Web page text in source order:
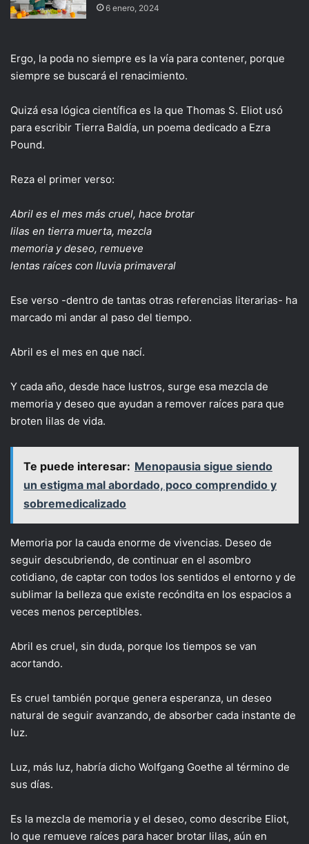
6 enero, 2024
Ergo, la poda no siempre es la vía para contener, porque
siempre se buscará el renacimiento.
Quizá esa lógica científica es la que Thomas S. Eliot usó
para escribir Tierra Baldía, un poema dedicado a Ezra
Pound.
Reza el primer verso:
Abril es el mes más cruel, hace brotar
lilas en tierra muerta, mezcla
memoria y deseo, remueve
lentas raíces con lluvia primaveral
Ese verso -dentro de tantas otras referencias literarias- ha
marcado mi andar al paso del tiempo.
Abril es el mes en que nací.
Y cada año, desde hace lustros, surge esa mezcla de
memoria y deseo que ayudan a remover raíces para que
broten lilas de vida.
Te puede interesar: Menopausia sigue siendo
un estigma mal abordado, poco comprendido y
sobremedicalizado
Memoria por la cauda enorme de vivencias. Deseo de
seguir descubriendo, de continuar en el asombro
cotidiano, de captar con todos los sentidos el entorno y de
sublimar la belleza que existe recóndita en los espacios a
veces menos perceptibles.
Abril es cruel, sin duda, porque los tiempos se van
acortando.
Es cruel también porque genera esperanza, un deseo
natural de seguir avanzando, de absorber cada instante de
luz.
Luz, más luz, habría dicho Wolfgang Goethe al término de
sus días.
Es la mezcla de memoria y el deseo, como describe Eliot,
lo que remueve raíces para hacer brotar lilas, aún en